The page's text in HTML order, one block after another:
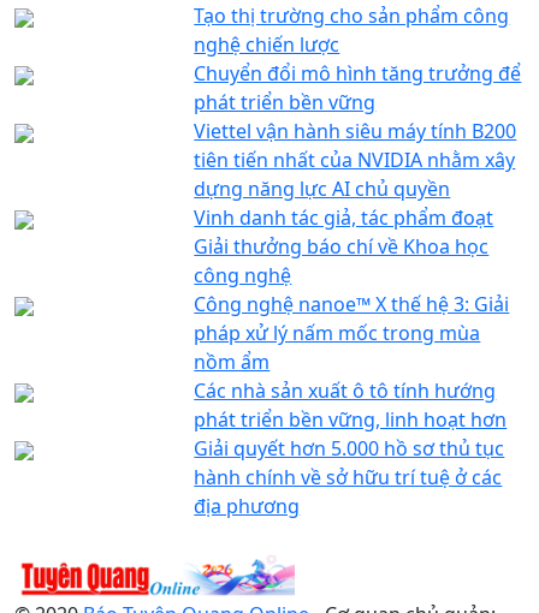
Tạo thị trường cho sản phẩm công
nghệ chiến lược
Chuyển đổi mô hình tăng trưởng để
phát triển bền vững
Viettel vận hành siêu máy tính B200
tiên tiến nhất của NVIDIA nhằm xây
dựng năng lực AI chủ quyền
Vinh danh tác giả, tác phẩm đoạt
Giải thưởng báo chí về Khoa học
công nghệ
Công nghệ nanoe™ X thế hệ 3: Giải
pháp xử lý nấm mốc trong mùa
nồm ẩm
Các nhà sản xuất ô tô tính hướng
phát triển bền vững, linh hoạt hơn
Giải quyết hơn 5.000 hồ sơ thủ tục
hành chính về sở hữu trí tuệ ở các
địa phương